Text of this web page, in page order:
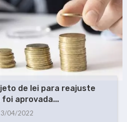
de lei para reajuste
foi aprovada...
04/2022